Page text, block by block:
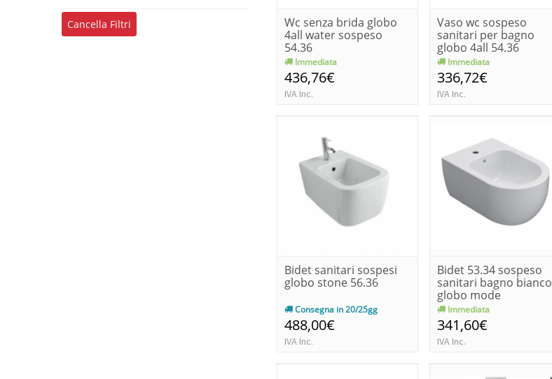
Cancella Filtri
Wc senza brida globo
4all water sospeso
54.36
Immediata
436,76€
IVA Inc.
Vaso wc sospeso
sanitari per bagno
globo 4all 54.36
Immediata
336,72€
IVA Inc.
Bidet sanitari sospesi
globo stone 56.36
Consegna in 20/25gg
488,00€
IVA Inc.
Bidet 53.34 sospeso
sanitari bagno bianco
globo mode
Immediata
341,60€
IVA Inc.